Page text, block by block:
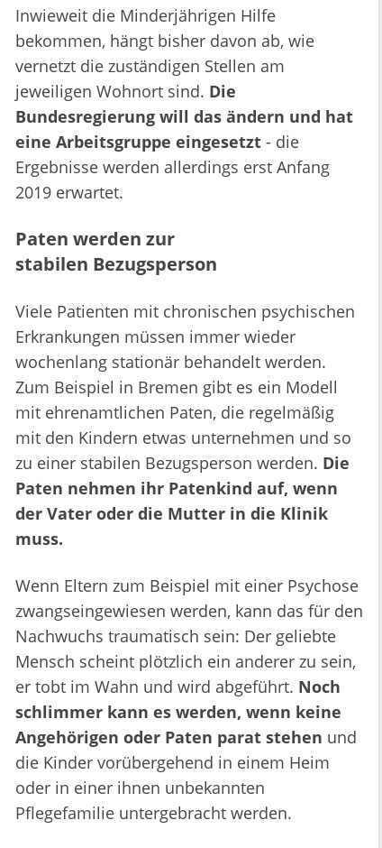
Inwieweit die Minderjährigen Hilfe
bekommen, hängt bisher davon ab, wie
vernetzt die zuständigen Stellen am
jeweiligen Wohnort sind. Die
Bundesregierung will das ändern und hat
eine Arbeitsgruppe eingesetzt - die
Ergebnisse werden allerdings erst Anfang
2019 erwartet.
Paten werden zur
stabilen Bezugsperson
Viele Patienten mit chronischen psychischen
Erkrankungen müssen immer wieder
wochenlang stationär behandelt werden.
Zum Beispiel in Bremen gibt es ein Modell
mit ehrenamtlichen Paten, die regelmäßig
mit den Kindern etwas unternehmen und so
zu einer stabilen Bezugsperson werden. Die
Paten nehmen ihr Patenkind auf, wenn
der Vater oder die Mutter in die Klinik
muss.
Wenn Eltern zum Beispiel mit einer Psychose
zwangseingewiesen werden, kann das für den
Nachwuchs traumatisch sein: Der geliebte
Mensch scheint plötzlich ein anderer zu sein,
er tobt im Wahn und wird abgeführt. Noch
schlimmer kann es werden, wenn keine
Angehörigen oder Paten parat stehen und
die Kinder vorübergehend in einem Heim
oder in einer ihnen unbekannten
Pflegefamilie untergebracht werden.